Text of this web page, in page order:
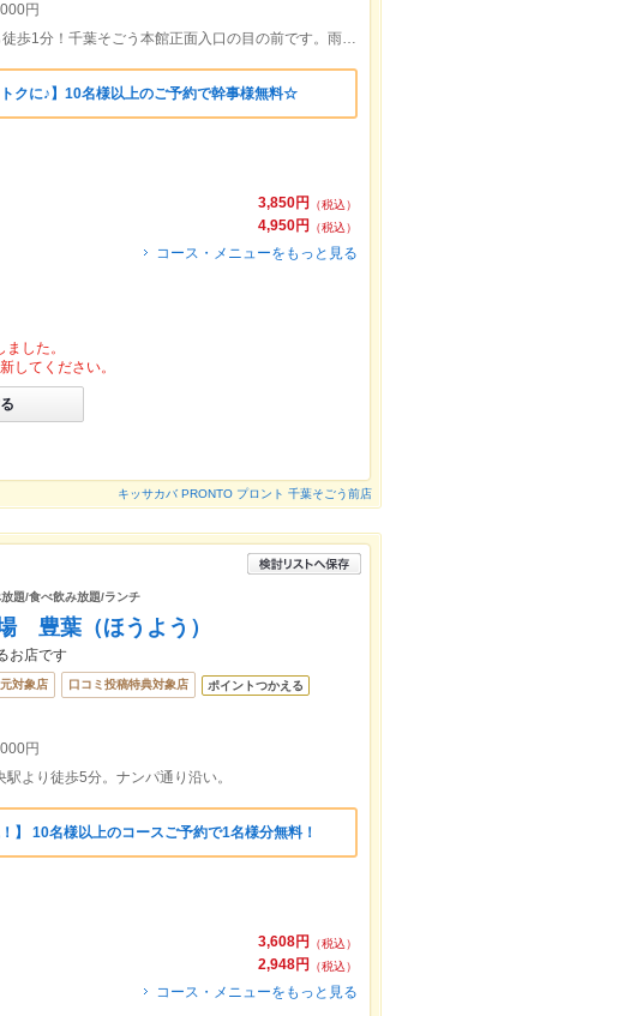
円
JR千葉駅・京成線千葉駅から徒歩1分！千葉そごう本館正面入口の目の前です。雨が降っても濡れずにたどり着けます♪
トクに♪】10名様以上のご予約で幹事様無料☆
3,850円
（税込）
4,950円
（税込）
コース・メニューをもっと見る
した。
してください。
キッサカバ PRONTO プロント 千葉そごう前店
題/食べ飲み放題/ランチ
豊葉（ほうよう）
お店です
対象店 口コミ投稿特典対象店 ポイントつかえる
円
より徒歩5分。ナンパ通り沿い。
！】 10名様以上のコースご予約で1名様分無料！
3,608円
（税込）
2,948円
（税込）
コース・メニューをもっと見る